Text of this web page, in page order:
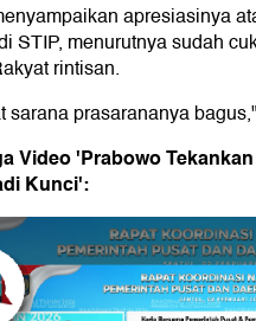
apresiasinya
STIP, menurutnya sudah
rintisan.
sarana prasarananya
Video 'Prabowo
Kunci':